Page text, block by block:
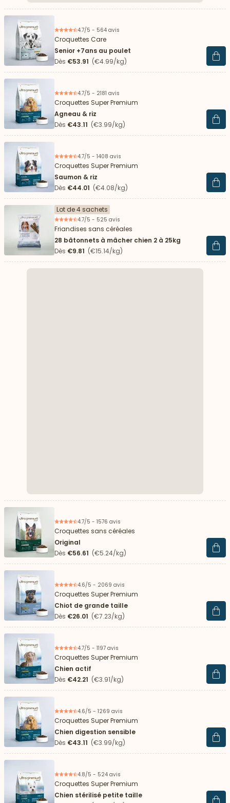
4.7/5 - 564 avis
Croquettes Care
Senior +7ans au poulet
Dès €53.91 (€4.99/kg) Voir
4.7/5 - 2181 avis
Croquettes Super Premium
Agneau & riz
Dès €43.11 (€3.99/kg) Voir
4.7/5 - 1408 avis
Croquettes Super Premium
Saumon & riz
Dès €44.01 (€4.08/kg) Voir
Lot de 4 sachets
4.7/5 - 525 avis
Friandises sans céréales
28 bâtonnets à mâcher chien 2 à 25kg
Dès €9.81 (€15.14/kg) Voir
4.7/5 - 1576 avis
Croquettes sans céréales
Original
Dès €56.61 (€5.24/kg) Voir
4.6/5 - 2069 avis
Croquettes Super Premium
Chiot de grande taille
Dès €26.01 (€7.23/kg) Voir
4.7/5 - 1197 avis
Croquettes Super Premium
Chien actif
Dès €42.21 (€3.91/kg) Voir
4.6/5 - 1269 avis
Croquettes Super Premium
Chien digestion sensible
Dès €43.11 (€3.99/kg) Voir
4.8/5 - 524 avis
Croquettes Super Premium
Chien stérilisé petite taille